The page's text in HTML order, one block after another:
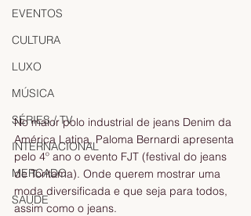
EVENTOS
CULTURA
LUXO
MÚSICA
SÉRIES / TV
INTERNACIONAL
MERCADO
SAÚDE
No maior polo industrial de jeans Denim da
América Latina, Paloma Bernardi apresenta
pelo 4º ano o evento FJT (festival do jeans
de Toritama). Onde querem mostrar uma
moda diversificada e que seja para todos,
assim como o jeans.